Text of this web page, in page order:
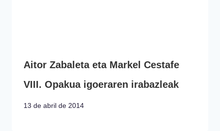
Aitor Zabaleta eta Markel Cestafe
VIII. Opakua igoeraren irabazleak
13 de abril de 2014